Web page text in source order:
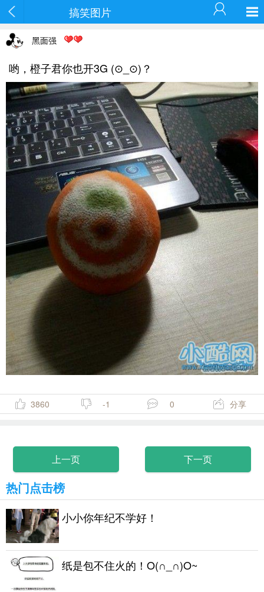
搞笑图片
黑面强
哟，橙子君你也开3G (⊙_⊙)？
3860 -1 0 分享
上一页 下一页
热门点击榜
小小你年纪不学好！
纸是包不住火的！O(∩_∩)O~